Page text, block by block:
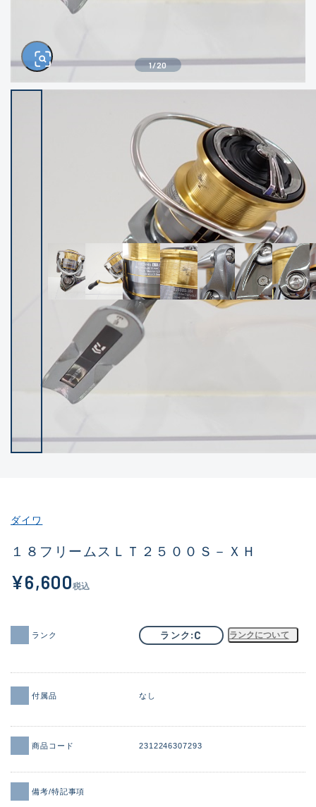
イシグロ焼津店
イシグロ沼津店
イシグロ駿東柿田川店
イシグロ豊川店
イシグロ磐田店
イシグロ富士店
イシグロ御殿場店
イシグロ伊東店
(102119)
SA(2946)
(17275)
B+(12268)
B (21943)
C(38721)
その他
新商品(1851)
価格
1/20
ダイワ
１８フリームスＬＴ２５００Ｓ－ＸＨ
¥6,600税込
ランク ランク C ランクについて
付属品 なし
商品コード 2312246307293
備考/特記事項